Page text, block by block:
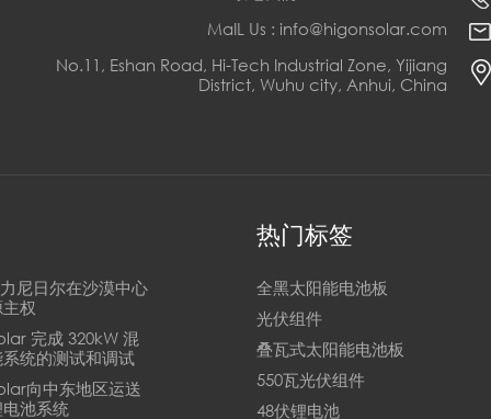
MaIL Us : info@higonsolar.com
No.11, Eshan Road, Hi-Tech Industrial Zone, Yijiang
District, Wuhu city, Anhui, China
尼日尔在沙漠中心
权
完成 320kW 混
统的测试和调试
向中东地区运送
池系统
热门标签
全黑太阳能电池板
光伏组件
叠瓦式太阳能电池板
550瓦光伏组件
48伏锂电池